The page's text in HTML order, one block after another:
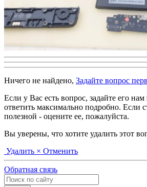
Ничего не найдено, Задайте вопрос
Если у Вас есть вопрос, задайте его
ответить максимально подробно. Если
полезной - оцените ее, пожалуйста.
Вы уверены, что хотите удалить этот
Удалить × Отменить
Обратная связь